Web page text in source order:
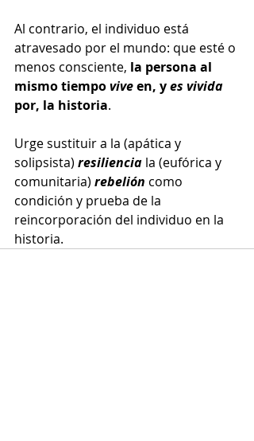
Al contrario, el individuo está
atravesado por el mundo: que esté o
menos consciente, la persona al
mismo tiempo vive en, y es vivida
por, la historia.
Urge sustituir a la (apática y
solipsista) resiliencia la (eufórica y
comunitaria) rebelión como
condición y prueba de la
reincorporación del individuo en la
historia.